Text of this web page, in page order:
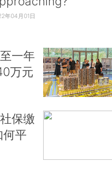
年04月01日
一年
万元
保缴
何平